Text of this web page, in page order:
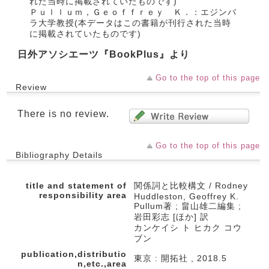
Ｐｕｌｌｕｍ，Ｇｅｏｆｆｒｅｙ Ｋ．：エジンバ
ラ大学教授(本データはこの書籍が刊行された当時
に掲載されていたものです)
日外アソシエーツ『BookPlus』より
Go to the top of this page
Review
There is no review.
Go to the top of this page
Bibliography Details
title and statement of
responsibility area
関係詞と比較構文 / Rodney
Huddleston, Geoffrey K.
Pullum著 ; 畠山雄二編集 ;
岩田彩志 [ほか] 訳
カンケイシ ト ヒカク コウ
ブン
publication,distributio
n,etc.,area
東京 : 開拓社 , 2018.5